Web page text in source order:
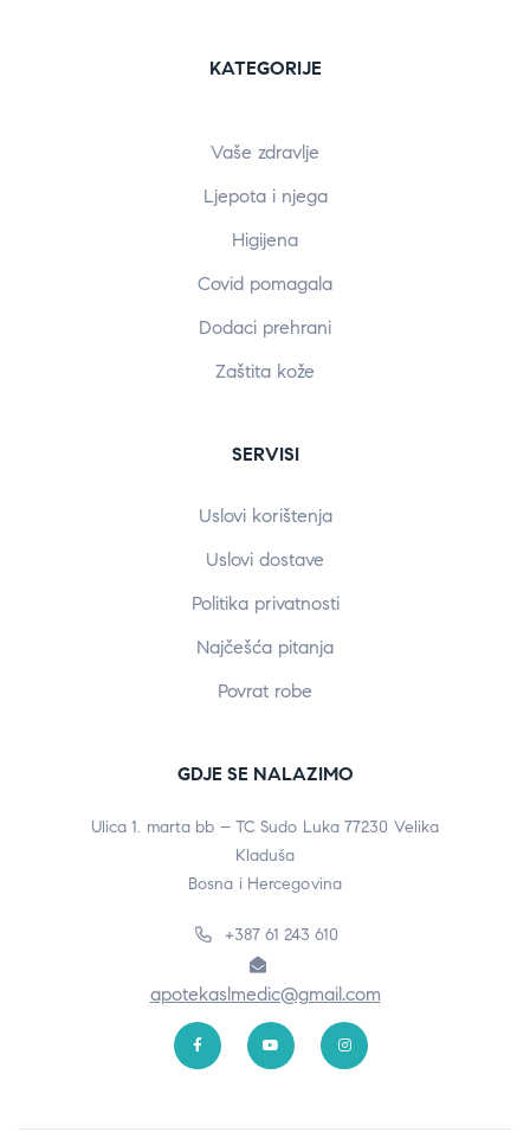
KATEGORIJE
Vaše zdravlje
Ljepota i njega
Higijena
Covid pomagala
Dodaci prehrani
Zaštita kože
SERVISI
Uslovi korištenja
Uslovi dostave
Politika privatnosti
Najčešća pitanja
Povrat robe
GDJE SE NALAZIMO
Ulica 1. marta bb – TC Sudo Luka 77230 Velika
Kladuša
Bosna i Hercegovina
+387 61 243 610
apotekaslmedic@gmail.com